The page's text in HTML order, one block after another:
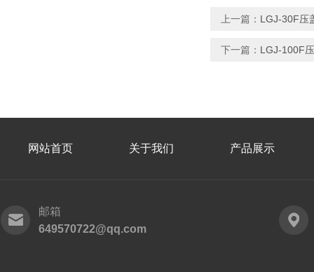
上一篇： LGJ-30F压
下一篇： LGJ-100F
网站首页 关于我们 产品展示
邮箱
649570722@qq.com